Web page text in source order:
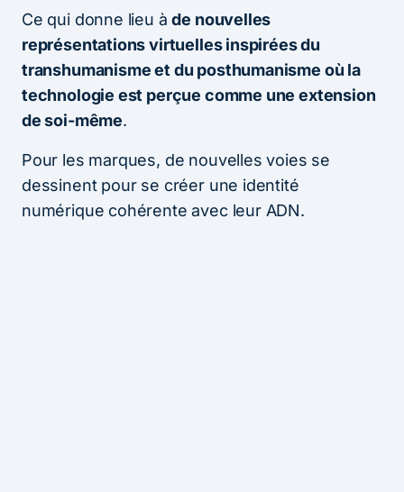
Ce qui donne lieu àde nouvelles
représentations virtuelles inspirées du
transhumanisme et du posthumanisme où la
technologie est perçue comme une extension
de soi-même.
Pour les marques, de nouvelles voies se
dessinent pour se créer une identité
numérique cohérente avec leur ADN.